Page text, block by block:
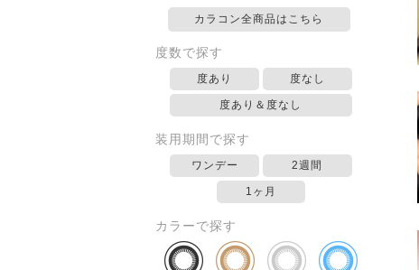
カラコン全商品はこちら
度数で探す
度あり 度なし
度あり＆度なし
装用期間で探す
ワンデー 2週間
1ヶ月
カラーで探す